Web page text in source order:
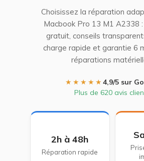
Choisissez la réparation
Macbook Pro 13 M1 A2338
gratuit, conseils
charge rapide et garantie 6
réparations
★★★★★4,9/5 sur
Plus de 620 avis
2h à 48h
Réparation rapide